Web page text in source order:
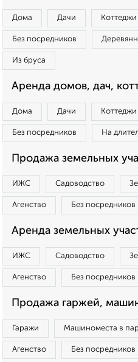
Дома Дачи Коттеджи
Без посредников
Из бруса
Аренда домов, дач,
Дома Дачи Коттеджи
Без посредников На
Продажа земельных
ИЖС Садоводство
Агенство Без посредников
Аренда земельных
ИЖС Садоводство
Агенство Без посредников
Продажа гаржей,
Гаражи Машиноместа в
Агенство Без посредников